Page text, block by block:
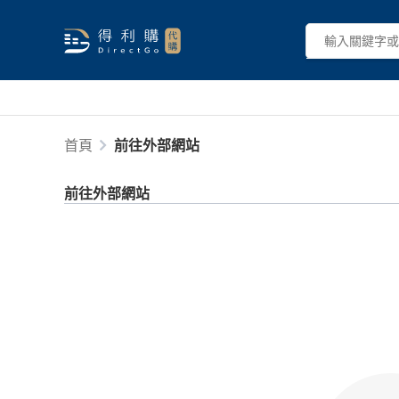
首頁 前往外部網站
前往外部網站